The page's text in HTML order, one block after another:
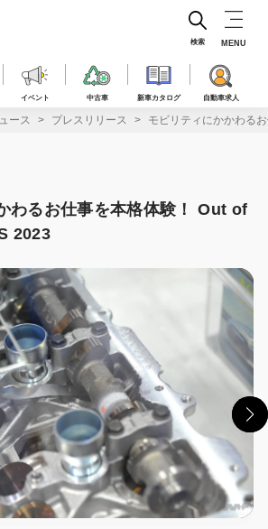
イベント 中古車 新車カタログ 自動車求人
検索 MENU
ース プレスリリース モビリティにかかわる
わるお仕事を本格体験！ Out of
2023